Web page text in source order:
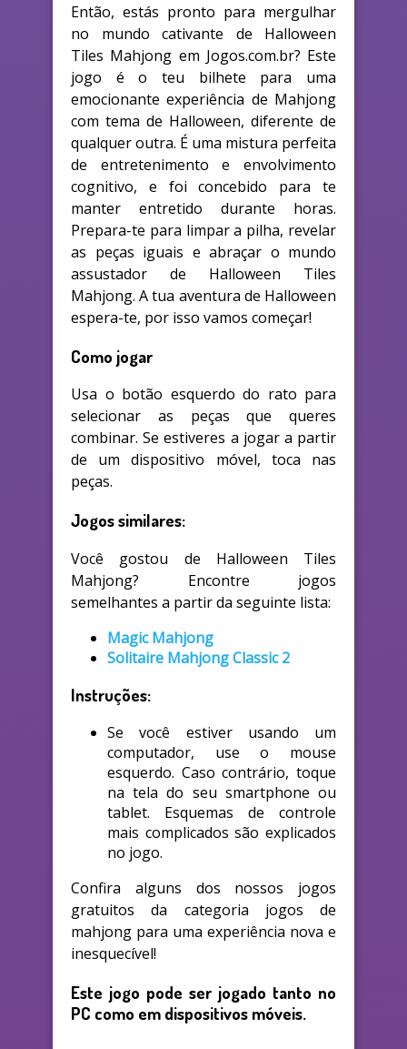
Então, estás pronto para mergulhar
no mundo cativante de Halloween
Tiles Mahjong em Jogos.com.br? Este
jogo é o teu bilhete para uma
emocionante experiência de Mahjong
com tema de Halloween, diferente de
qualquer outra. É uma mistura perfeita
de entretenimento e envolvimento
cognitivo, e foi concebido para te
manter entretido durante horas.
Prepara-te para limpar a pilha, revelar
as peças iguais e abraçar o mundo
assustador de Halloween Tiles
Mahjong. A tua aventura de Halloween
espera-te, por isso vamos começar!
Como jogar
Usa o botão esquerdo do rato para
selecionar as peças que queres
combinar. Se estiveres a jogar a partir
de um dispositivo móvel, toca nas
peças.
Jogos similares:
Você gostou de Halloween Tiles
Mahjong? Encontre jogos
semelhantes a partir da seguinte lista:
Magic Mahjong
Solitaire Mahjong Classic 2
Instruções:
Se você estiver usando um
computador, use o mouse
esquerdo. Caso contrário, toque
na tela do seu smartphone ou
tablet. Esquemas de controle
mais complicados são explicados
no jogo.
Confira alguns dos nossos jogos
gratuitos da categoria jogos de
mahjong para uma experiência nova e
inesquecível!
Este jogo pode ser jogado tanto no
PC como em dispositivos móveis.